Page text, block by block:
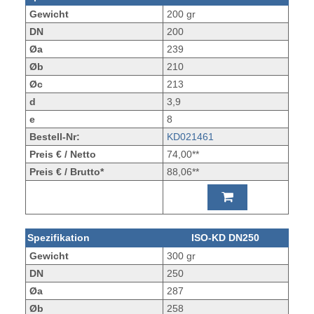
Gewicht
200 gr
DN
200
Øa
239
Øb
210
Øc
213
d
3,9
e
8
Bestell-Nr:
KD021461
Preis € / Netto
74,00**
Preis € / Brutto*
88,06**
Spezifikation
ISO-KD DN250
Gewicht
300 gr
DN
250
Øa
287
Øb
258